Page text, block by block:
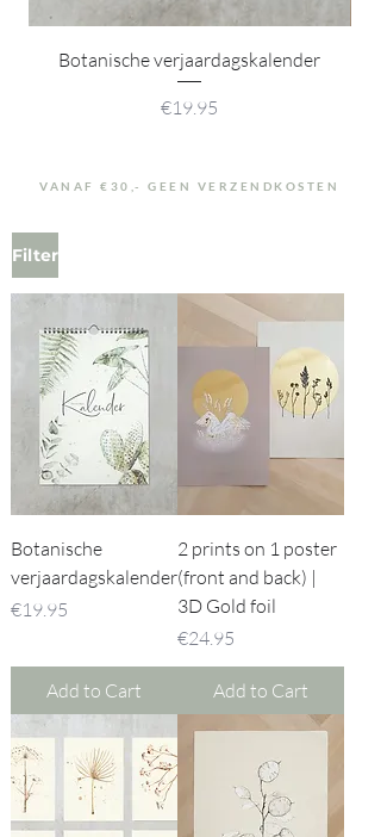
Botanische verjaardagskalender
Price
€19.95
VANAF €30,- GEEN VERZENDKOSTEN
Filter
Botanische
verjaardagskalender
Price
€19.95
Add to Cart
2 prints on 1 poster
(front and back) |
3D Gold foil
Price
€24.95
Add to Cart